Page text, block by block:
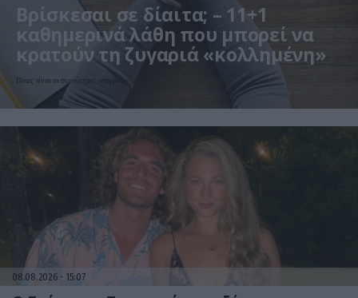
Βρίσκεσαι σε δίαιτα; – 11+1
καθημερινά λάθη που μπορεί να
κρατούν τη ζυγαριά «κολλημένη»
Ποιες είναι οι συχνότερες «παγίδες»
08.08.2026 15:07